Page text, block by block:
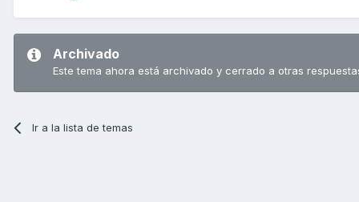
Archivado
Este tema ahora está archivado y cerrado a otras
Ir a la lista de temas